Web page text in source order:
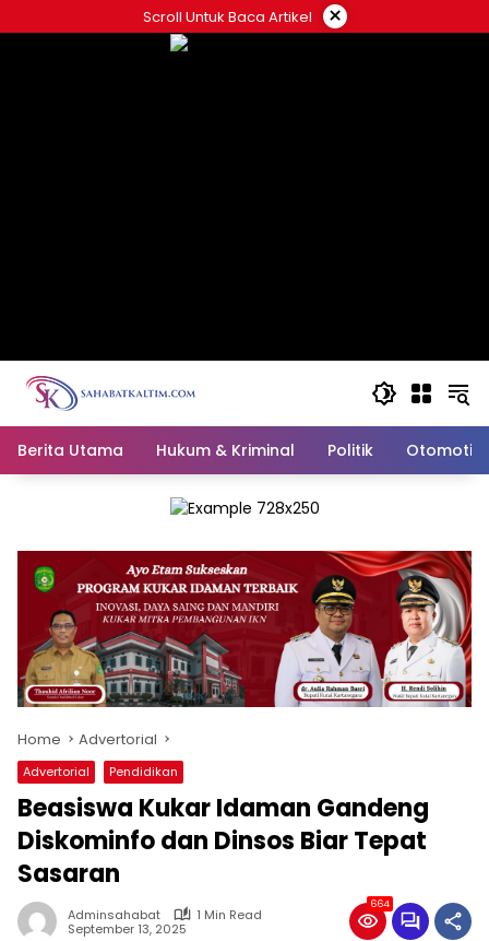
to
Scroll Untuk Baca Artikel ×
Berita Utama Hukum & Kriminal Politik Otomotif
Home Advertorial
Advertorial Pendidikan
Beasiswa Kukar Idaman Gandeng
Diskominfo dan Dinsos Biar Tepat
Sasaran
Adminsahabat
1 Min Read
September 13, 2025
664